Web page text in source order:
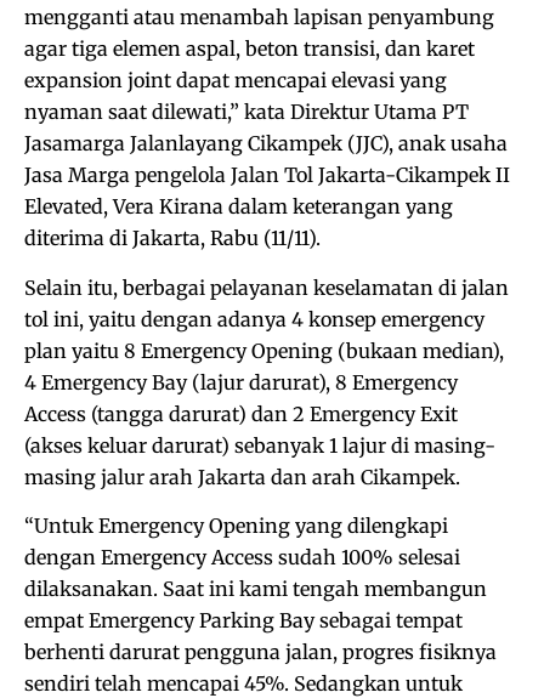
mengganti atau menambah lapisan penyambung
agar tiga elemen aspal, beton transisi, dan karet
expansion joint dapat mencapai elevasi yang
nyaman saat dilewati,” kata Direktur Utama PT
Jasamarga Jalanlayang Cikampek (JJC), anak usaha
Jasa Marga pengelola Jalan Tol Jakarta-Cikampek II
Elevated, Vera Kirana dalam keterangan yang
diterima di Jakarta, Rabu (11/11).
Selain itu, berbagai pelayanan keselamatan di jalan
tol ini, yaitu dengan adanya 4 konsep emergency
plan yaitu 8 Emergency Opening (bukaan median),
4 Emergency Bay (lajur darurat), 8 Emergency
Access (tangga darurat) dan 2 Emergency Exit
(akses keluar darurat) sebanyak 1 lajur di masing-
masing jalur arah Jakarta dan arah Cikampek.
“Untuk Emergency Opening yang dilengkapi
dengan Emergency Access sudah 100% selesai
dilaksanakan. Saat ini kami tengah membangun
empat Emergency Parking Bay sebagai tempat
berhenti darurat pengguna jalan, progres fisiknya
sendiri telah mencapai 45%. Sedangkan untuk